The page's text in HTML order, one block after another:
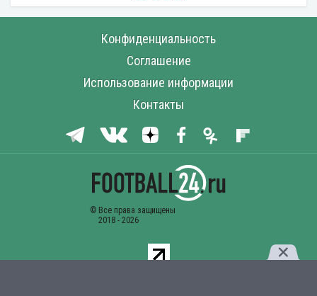
Конфиденциальность
Соглашение
Использование информации
Контакты